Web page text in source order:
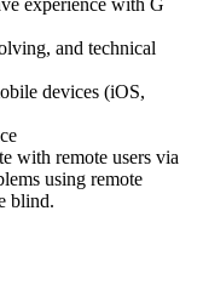
experience with G
and technical
devices (iOS,
with remote users via
using remote
blind.